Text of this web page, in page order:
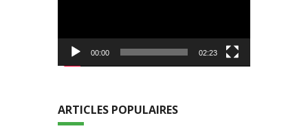
00:00 02:23
ARTICLES POPULAIRES